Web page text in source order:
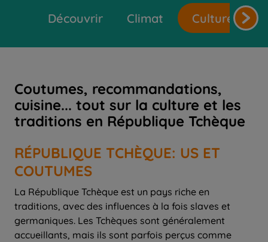
Découvrir Climat Cultures et
Coutumes, recommandations,
cuisine... tout sur la culture et les
traditions en République Tchèque
RÉPUBLIQUE TCHÈQUE: US ET
COUTUMES
La République Tchèque est un pays riche en
traditions, avec des influences à la fois slaves et
germaniques. Les Tchèques sont généralement
accueillants, mais ils sont parfois perçus comme